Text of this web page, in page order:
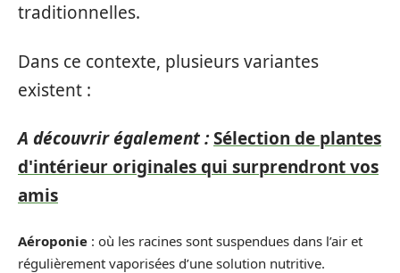
traditionnelles.
Dans ce contexte, plusieurs variantes
existent :
A découvrir également :Sélection de plantes
d'intérieur originales qui surprendront vos
amis
Aéroponie : où les racines sont suspendues dans l’air et
régulièrement vaporisées d’une solution nutritive.